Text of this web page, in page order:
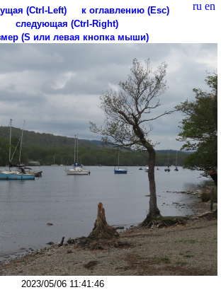
ru en
(Ctrl-Left)
к оглавлению (Esc)
следующая (Ctrl-Right)
(S или левая кнопка мыши)
2023/05/06 11:41:46